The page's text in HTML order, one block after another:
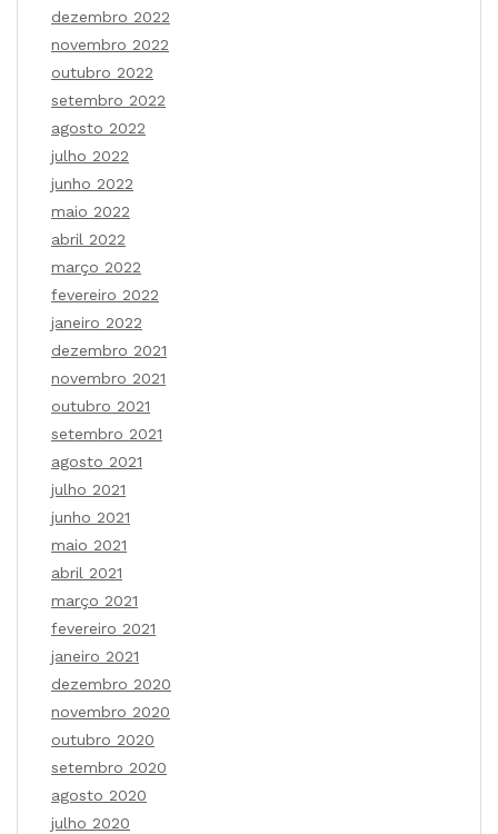
dezembro 2022
novembro 2022
outubro 2022
setembro 2022
agosto 2022
julho 2022
junho 2022
maio 2022
abril 2022
março 2022
fevereiro 2022
janeiro 2022
dezembro 2021
novembro 2021
outubro 2021
setembro 2021
agosto 2021
julho 2021
junho 2021
maio 2021
abril 2021
março 2021
fevereiro 2021
janeiro 2021
dezembro 2020
novembro 2020
outubro 2020
setembro 2020
agosto 2020
julho 2020